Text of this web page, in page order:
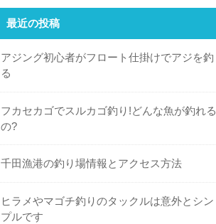
最近の投稿
アジング初心者がフロート仕掛けでアジを釣
る
フカセカゴでスルカゴ釣り!どんな魚が釣れる
の?
千田漁港の釣り場情報とアクセス方法
ヒラメやマゴチ釣りのタックルは意外とシン
プルです